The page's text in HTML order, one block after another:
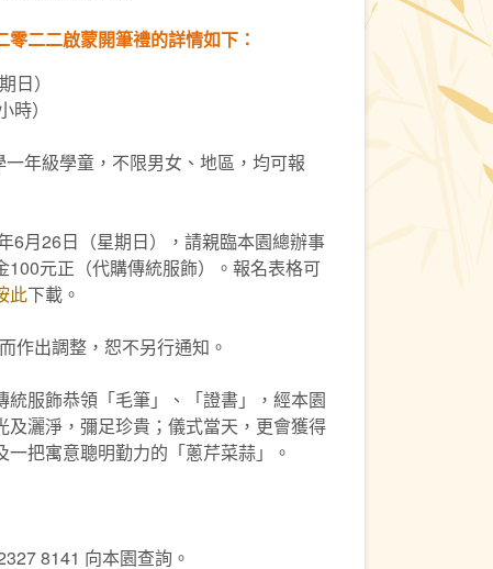
零二二啟蒙開筆禮的詳情如下：
日）
）
年級學童，不限男女、地區，均可報
6月26日（星期日），請親臨本園總辦事
100元正（代購傳統服飾）。報名表格可
此下載。
作出調整，恕不另行通知。
統服飾恭領「毛筆」、「證書」，經本園
及灑淨，彌足珍貴；儀式當天，更會獲得
把寓意聰明勤力的「蔥芹菜蒜」。
8141 向本園查詢。